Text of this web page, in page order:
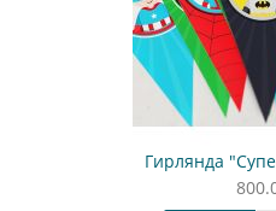
Гирлянда